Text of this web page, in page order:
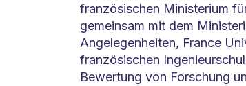
französischen Ministerium
gemeinsam mit dem
Angelegenheiten, France
französischen
Bewertung von Forschung